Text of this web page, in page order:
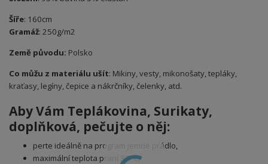
Šíře: 160cm
Gramáž: 250g/m2
Země původu: Polsko
Co můžu z materiálu ušít: Mikiny, vesty, mikonošaty, tepláky,
kraťasy, legíny, čepice a nákrčníky, čelenky, atd.
Aby Vám Teplákovina, Surikaty,
doplňková, pečujte o něj:
perte ideálně na program jemné prádlo,
maximální teplota praní 30°C,